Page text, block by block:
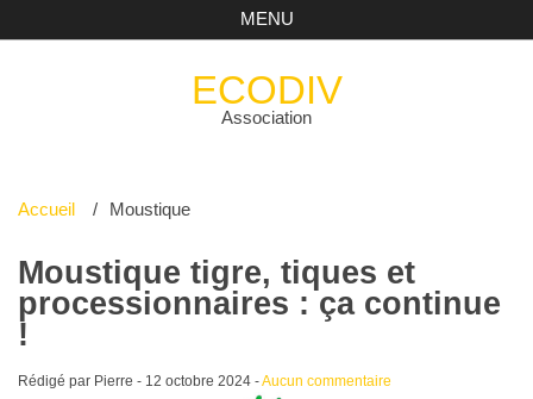
ECODIV
Association
MENU
Accueil Moustique
Moustique tigre, tiques et
processionnaires : ça continue
!
Rédigé par Pierre - 12 octobre 2024-Aucun commentaire